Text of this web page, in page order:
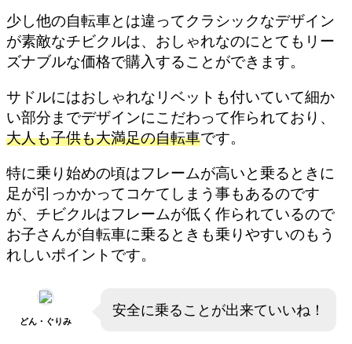
少し他の自転車とは違ってクラシックなデザイン
が素敵なチビクルは、おしゃれなのにとてもリー
ズナブルな価格で購入することができます。
サドルにはおしゃれなリベットも付いていて細か
い部分までデザインにこだわって作られており、
大人も子供も大満足の自転車です。
特に乗り始めの頃はフレームが高いと乗るときに
足が引っかかってコケてしまう事もあるのです
が、チビクルはフレームが低く作られているので
お子さんが自転車に乗るときも乗りやすいのもう
れしいポイントです。
どん・ぐりみ
安全に乗ることが出来ていいね！